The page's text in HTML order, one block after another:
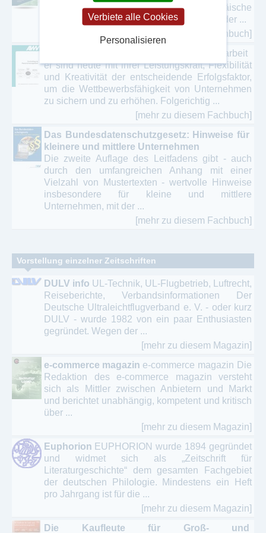
bleiben viele Fragen offen, denn der europäische
Gesetzgeber hat sich bei der Novellierung der ...
[mehr zu diesem Fachbuch]
Mitarbeit
er sind heute mit ihrer Leistungskraft, Flexibilität
und Kreativität der entscheidende Erfolgsfaktor,
um die Wettbewerbsfähigkeit von Unternehmen
zu sichern und zu erhöhen. Folgerichtig ...
[mehr zu diesem Fachbuch]
Das Bundesdatenschutzgesetz: Hinweise für
kleinere und mittlere Unternehmen
Die zweite Auflage des Leitfadens gibt - auch
durch den umfangreichen Anhang mit einer
Vielzahl von Mustertexten - wertvolle Hinweise
insbesondere für kleine und mittlere
Unternehmen, mit der ...
[mehr zu diesem Fachbuch]
Vorstellung einzelner Zeitschriften
DULV info UL-Technik, UL-Flugbetrieb, Luftrecht,
Reiseberichte, Verbandsinformationen Der
Deutsche Ultraleichtflugverband e. V. - oder kurz
DULV - wurde 1982 von ein paar Enthusiasten
gegründet. Wegen der ...
[mehr zu diesem Magazin]
e-commerce magazin e-commerce magazin Die
Redaktion des e-commerce magazin versteht
sich als Mittler zwischen Anbietern und Markt
und berichtet unabhängig, kompetent und kritisch
über ...
[mehr zu diesem Magazin]
Euphorion EUPHORION wurde 1894 gegründet
und widmet sich als „Zeitschrift für
Literaturgeschichte“ dem gesamten Fachgebiet
der deutschen Philologie. Mindestens ein Heft
pro Jahrgang ist für die ...
[mehr zu diesem Magazin]
Die Kaufleute für Groß- und
Verbiete alle Cookies
Personalisieren